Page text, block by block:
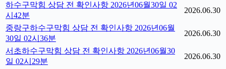
하수구막힘 상담 전 확인사항 2026년06월30일 02
시42분
2026.06.30
중랑구하수구막힘 상담 전 확인사항 2026년06월
30일 02시36분
2026.06.30
서초하수구막힘 상담 전 확인사항 2026년06월30
일 02시29분
2026.06.30